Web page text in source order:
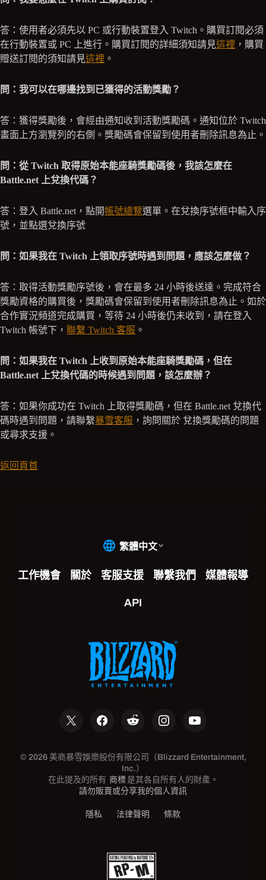
答：使用者必須先以 PC 或行動裝置登入 Twitch。購買訂閱必須
在行動裝置或 PC 上進行。購買訂閱的詳細須知請見這裡 ，購買
贈送訂閱的須知請見這裡 。
問：我可以在哪邊找到已獲得的活動獎勵？
答：獲得獎勵後，會經由通知收到活動獎勵碼。通知位於 Twitch
畫面上方瀏覽列的右側。獎勵碼會保留到使用者刪除訊息為止。
問：從 Twitch 取得原始本能座騎獎勵碼後，我該怎麼在
Battle.net 上兌換代碼？
答：登入 Battle.net，點開帳號總覽選單。在兌換序號框中輸入序
號，並點選兌換序號
問：如果我在 Twitch 上領取序號時遇到問題，應該怎麼做？
答：取得活動獎勵序號後，會在最多 24 小時後送達。完成符合
獎勵資格的購買後，獎勵碼會保留到使用者刪除訊息為止。如於
合作實況頻道完成購買，等待 24 小時後仍未收到，請在登入
Twitch 帳號下， 聯繫 Twitch 客服 。
問：如果我在 Twitch 上收到原始本能座騎獎勵碼，但在
Battle.net 上兌換代碼的時候遇到問題，該怎麼辦？
答：如果你成功在 Twitch 上取得獎勵碼，但在 Battle.net 兌換代
碼時遇到問題，請聯繫暴雪客服 ，詢問關於 兌換獎勵碼的問題
或尋求支援。
返回頁首